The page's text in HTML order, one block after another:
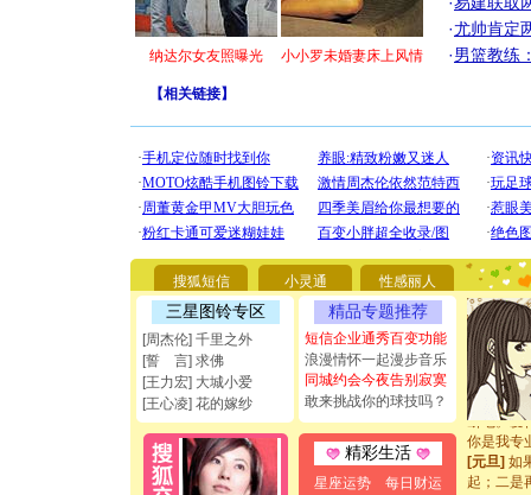
纳达尔女友照曝光 小小罗未婚妻床上风情
·尤帅肯定
·男篮教练
【相关链接】
搜狐短信 小灵通 性感丽人
三星图铃专区
[周杰伦] 千里之外
[誓 言] 求佛
[王力宏] 大城小爱
[王心凌] 花的嫁纱
精品专题推荐
短信企业通秀百变功能
浪漫情怀一起漫步音乐
同城约会今夜告别寂寞
敢来挑战你的球技吗？
精彩生活
星座运势
每日财运
[圣诞节]
要平安！
[圣诞节]
能正大光
都要快乐
[圣诞节]
如意,快
[元旦]看
断电。爱
你是我专
[元旦] 如
起；二是